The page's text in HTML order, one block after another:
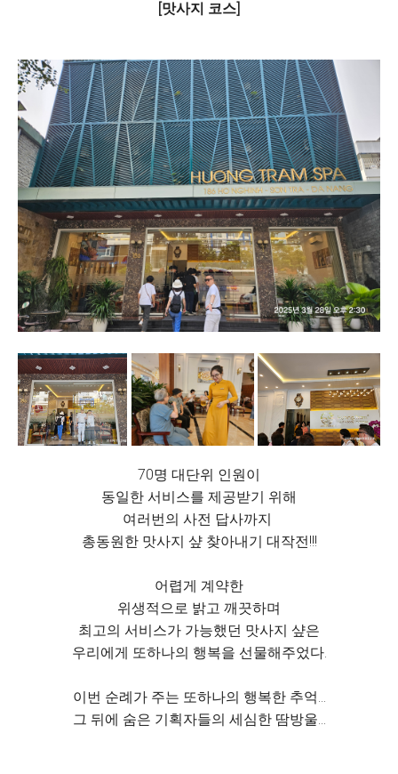
[맛사지 코스]
70명 대단위 인원이
동일한 서비스를 제공받기 위해
여러번의 사전 답사까지
총동원한 맛사지 샾 찾아내기 대작전!!!
어렵게 계약한
위생적으로 밝고 깨끗하며
최고의 서비스가 가능했던 맛사지 샾은
우리에게 또하나의 행복을 선물해주었다.
이번 순례가 주는 또하나의 행복한 추억...
그 뒤에 숨은 기획자들의 세심한 땀방울...